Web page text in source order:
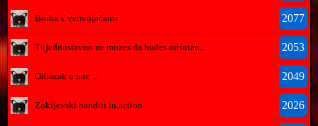
Borba s' vetrenjačama 2077
Ti jednostavno ne mozes da budes odsutan... 2053
Odlazak u noc .... 2049
Zokijevski banditi in action 2026